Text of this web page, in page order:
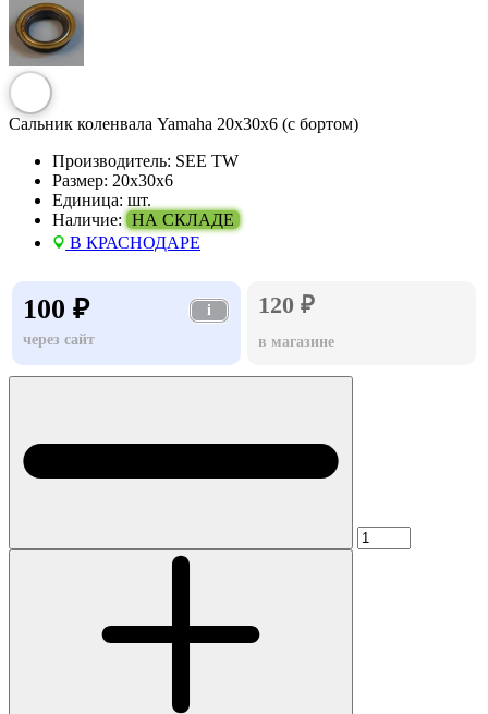
Сальник коленвала Yamaha 20х30х6 (c бортом)
Производитель: SEE TW
Размер: 20х30х6
Единица: шт.
Наличие: НА СКЛАДЕ
В КРАСНОДАРЕ
100 ₽
i
через сайт
120 ₽
в магазине